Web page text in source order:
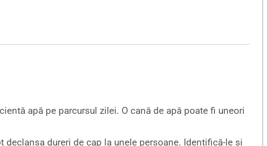
apă pe parcursul zilei. O cană de apă poate fi uneori
dureri de cap la unele persoane. Identifică-le și